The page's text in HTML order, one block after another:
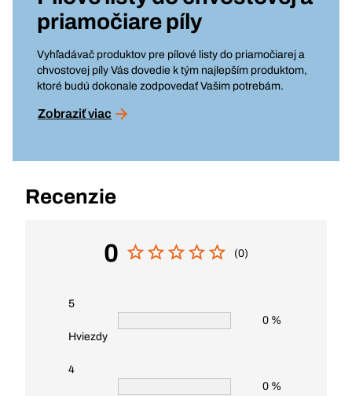
priamočiare píly
Vyhľadávač produktov pre pílové listy do priamočiarej a
chvostovej píly Vás dovedie k tým najlepším produktom,
ktoré budú dokonale zodpovedať Vašim potrebám.
Zobraziť viac
Recenzie
0 (0)
5
Hviezdy
0 %
4
0 %